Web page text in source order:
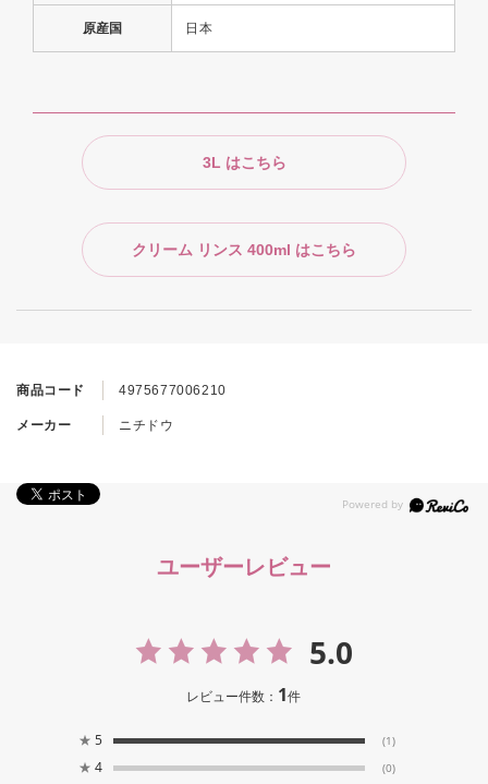
商品コード 4975677006210
メーカー ニチドウ
原産国 日本
3L はこちら
クリーム リンス 400ml はこちら
ユーザーレビュー
5.0
レビュー件数： 1件
★ 5 (1)
★ 4 (0)